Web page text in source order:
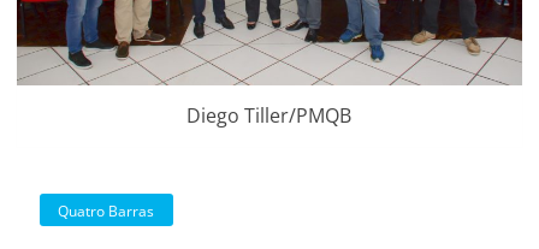
Diego Tiller/PMQB
Quatro Barras